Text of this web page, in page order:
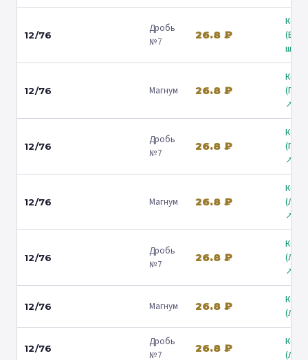
12/76
Дробь
№7
26.8 ₽
ш.) ↗
12/76 Магнум 26.8 ₽
↗
12/76
Дробь
№7
26.8 ₽
↗
12/76 Магнум 26.8 ₽
↗
12/76
Дробь
№7
26.8 ₽
↗
12/76 Магнум 26.8 ₽
12/76
Дробь
№7
26.8 ₽